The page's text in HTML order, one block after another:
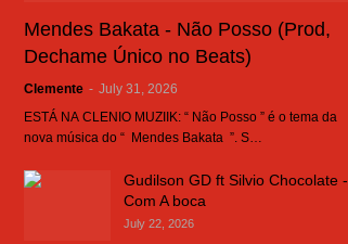
Mendes Bakata - Não Posso (Prod,
Dechame Único no Beats)
Clemente - July 31, 2026
ESTÁ NA CLENIO MUZIIK: “ Não Posso ” é o tema da
nova música do “ Mendes Bakata ”. S…
Gudilson GD ft Silvio Chocolate -
Com A boca
July 22, 2026